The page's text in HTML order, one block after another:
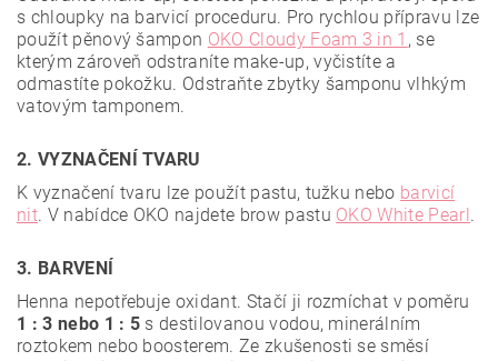
s chloupky na barvicí proceduru. Pro rychlou přípravu lze
použít pěnový šampon OKO Cloudy Foam 3 in 1 , se
kterým zároveň odstraníte make-up, vyčistíte a
odmastíte pokožku. Odstraňte zbytky šamponu vlhkým
vatovým tamponem.
2. VYZNAČENÍ TVARU
K vyznačení tvaru lze použít pastu, tužku nebo barvicí
nit. V nabídce OKO najdete brow pastu OKO White Pearl .
3. BARVENÍ
Henna nepotřebuje oxidant. Stačí ji rozmíchat v poměru
1 : 3 nebo 1 : 5 s destilovanou vodou, minerálním
roztokem nebo boosterem. Ze zkušenosti se směsí